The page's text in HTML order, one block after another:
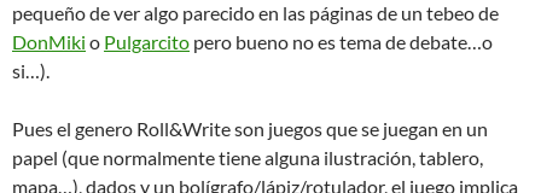
pequeño de ver algo parecido en las páginas de un tebeo de
DonMiki o Pulgarcito pero bueno no es tema de debate…o
si…).
Pues el genero Roll&Write son juegos que se juegan en un
papel (que normalmente tiene alguna ilustración, tablero,
mapa…), dados y un bolígrafo/lápiz/rotulador, el juego implica